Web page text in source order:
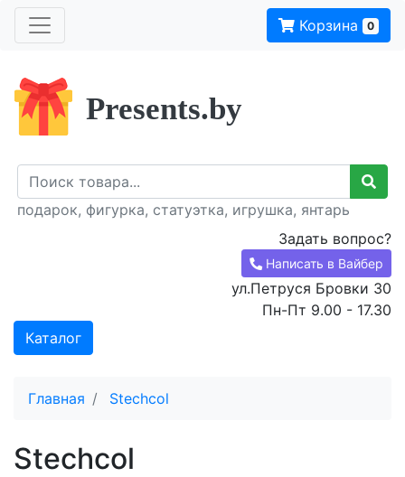
Корзина 0
Presents.by
подарок, фигурка, статуэтка, игрушка, янтарь
Задать вопрос?
Написать в Вайбер
ул.Петруся Бровки 30
Пн-Пт 9.00 - 17.30
Каталог
Главная Stechcol
Stechcol